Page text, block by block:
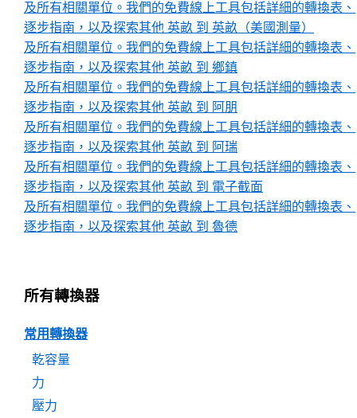
及所有相關單位。我們的免費線上工具包括詳細的轉換表、
逐步指南，以及探索其他 英畝 到 英畝（美國測量）
及所有相關單位。我們的免費線上工具包括詳細的轉換表、
逐步指南，以及探索其他 英畝 到 鄉鎮
及所有相關單位。我們的免費線上工具包括詳細的轉換表、
逐步指南，以及探索其他 英畝 到 阿朋
及所有相關單位。我們的免費線上工具包括詳細的轉換表、
逐步指南，以及探索其他 英畝 到 阿瑞
及所有相關單位。我們的免費線上工具包括詳細的轉換表、
逐步指南，以及探索其他 英畝 到 電子截面
及所有相關單位。我們的免費線上工具包括詳細的轉換表、
逐步指南，以及探索其他 英畝 到 魯德
所有轉換器
常用轉換器
乾容量
力
壓力